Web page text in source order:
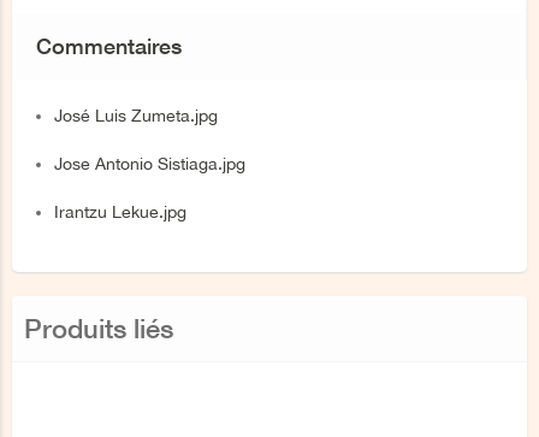
Commentaires
José Luis Zumeta.jpg
Jose Antonio Sistiaga.jpg
Irantzu Lekue.jpg
Produits liés